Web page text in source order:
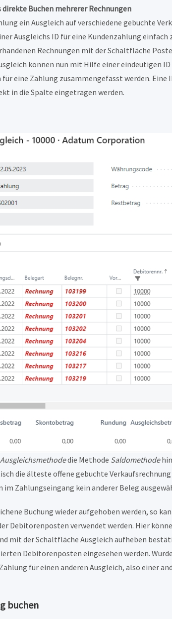
direkte Buchen mehrerer Rechnungen
ein Ausgleich auf verschiedene gebuchte
Ausgleichs ID für eine Kundenzahlung
Rechnungen mit der Schaltfläche
können nun mit Hilfe einer eindeutigen ID
für eine Zahlung zusammengefasst werden.
in die Spalte eingetragen werden.
Ausgleichsmethodedie Methode Saldomethode
die älteste offene gebuchte
im Zahlungseingang kein anderer Beleg
Buchung wieder aufgehoben werden, so
Debitorenposten verwendet werden. Hier
mit der Schaltfläche Ausgleich aufheben
Debitorenposten eingesehen werden.
für einen anderen Ausgleich, also einer
buchen